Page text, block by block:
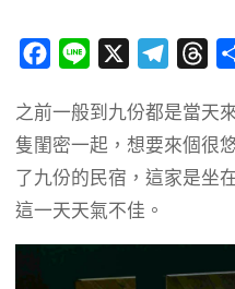
c
e
b
o
n
e
l
e
g
r
e
a
之前一般到九份都是當天
隻閨密一起，想要來個很
了九份的民宿，這家是坐
這一天天氣不佳。